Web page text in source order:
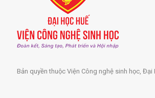
Bản quyền thuộc Viện Công nghệ sinh học,